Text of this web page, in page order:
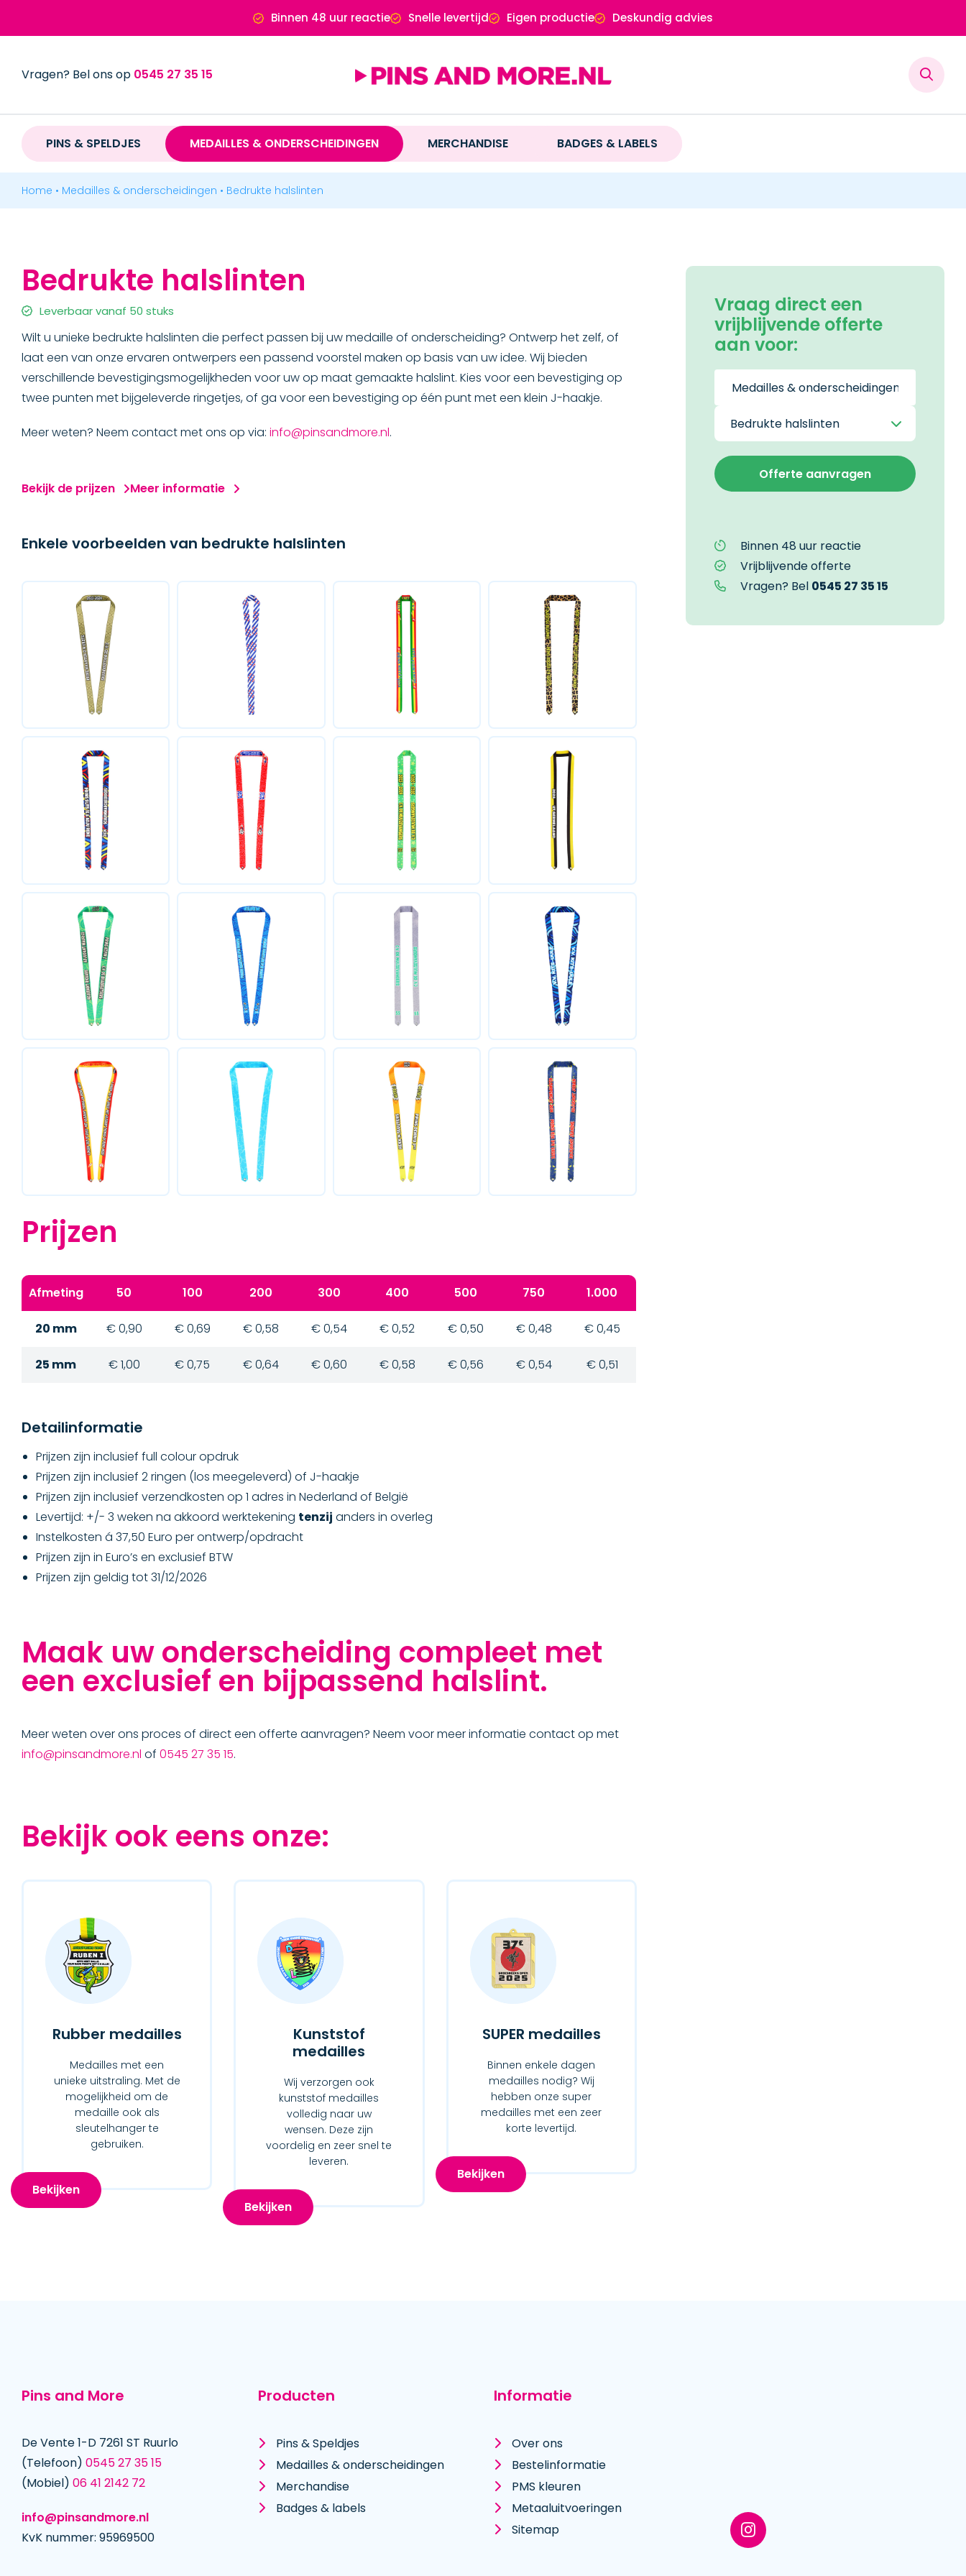
Binnen 48 uur reactie Snelle levertijd Eigen productie Deskundig advies
Vragen? Bel ons op 0545 27 35 15
PINS & SPELDJES MEDAILLES & ONDERSCHEIDINGEN MERCHANDISE BADGES & LABELS
Home • Medailles & onderscheidingen • Bedrukte halslinten
Bedrukte halslinten
Leverbaar vanaf 50 stuks
Wilt u unieke bedrukte halslinten die perfect passen bij uw medaille of onderscheiding? Ontwerp het zelf, of
laat een van onze ervaren ontwerpers een passend voorstel maken op basis van uw idee. Wij bieden
verschillende bevestigingsmogelijkheden voor uw op maat gemaakte halslint. Kies voor een bevestiging op
twee punten met bijgeleverde ringetjes, of ga voor een bevestiging op één punt met een klein J-haakje.
Meer weten? Neem contact met ons op via: info@pinsandmore.nl.
Bekijk de prijzen Meer informatie
Enkele voorbeelden van bedrukte halslinten
Prijzen
Afmeting 50 100 200 300 400 500 750 1.000
20 mm € 0,90 € 0,69 € 0,58 € 0,54 € 0,52 € 0,50 € 0,48 € 0,45
25 mm € 1,00 € 0,75 € 0,64 € 0,60 € 0,58 € 0,56 € 0,54 € 0,51
Detailinformatie
Prijzen zijn inclusief full colour opdruk
Prijzen zijn inclusief 2 ringen (los meegeleverd) of J-haakje
Prijzen zijn inclusief verzendkosten op 1 adres in Nederland of België
Levertijd: +/- 3 weken na akkoord werktekening tenzij anders in overleg
Instelkosten á 37,50 Euro per ontwerp/opdracht
Prijzen zijn in Euro’s en exclusief BTW
Prijzen zijn geldig tot 31/12/2026
Maak uw onderscheiding compleet met
een exclusief en bijpassend halslint.
Meer weten over ons proces of direct een offerte aanvragen? Neem voor meer informatie contact op met
info@pinsandmore.nl of 0545 27 35 15.
Bekijk ook eens onze:
Rubber medailles
Medailles met een
unieke uitstraling. Met de
mogelijkheid om de
medaille ook als
sleutelhanger te
gebruiken.
Bekijken
Kunststof
medailles
Wij verzorgen ook
kunststof medailles
volledig naar uw
wensen. Deze zijn
voordelig en zeer snel te
leveren.
Bekijken
SUPER medailles
Binnen enkele dagen
medailles nodig? Wij
hebben onze super
medailles met een zeer
korte levertijd.
Bekijken
Vraag direct een
vrijblijvende offerte
aan voor:
Binnen 48 uur reactie
Vrijblijvende offerte
Vragen? Bel 0545 27 35 15
Pins and More
De Vente 1-D 7261 ST Ruurlo
(Telefoon) 0545 27 35 15
(Mobiel) 06 41 2142 72
info@pinsandmore.nl
KvK nummer: 95969500
Producten
Pins & Speldjes
Medailles & onderscheidingen
Merchandise
Badges & labels
Informatie
Over ons
Bestelinformatie
PMS kleuren
Metaal­uitvoeringen
Sitemap
PINS & SPELDJES
ACCESSOIRES
Schakels en Kettingen
Verpakkingen
MERCHANDISE